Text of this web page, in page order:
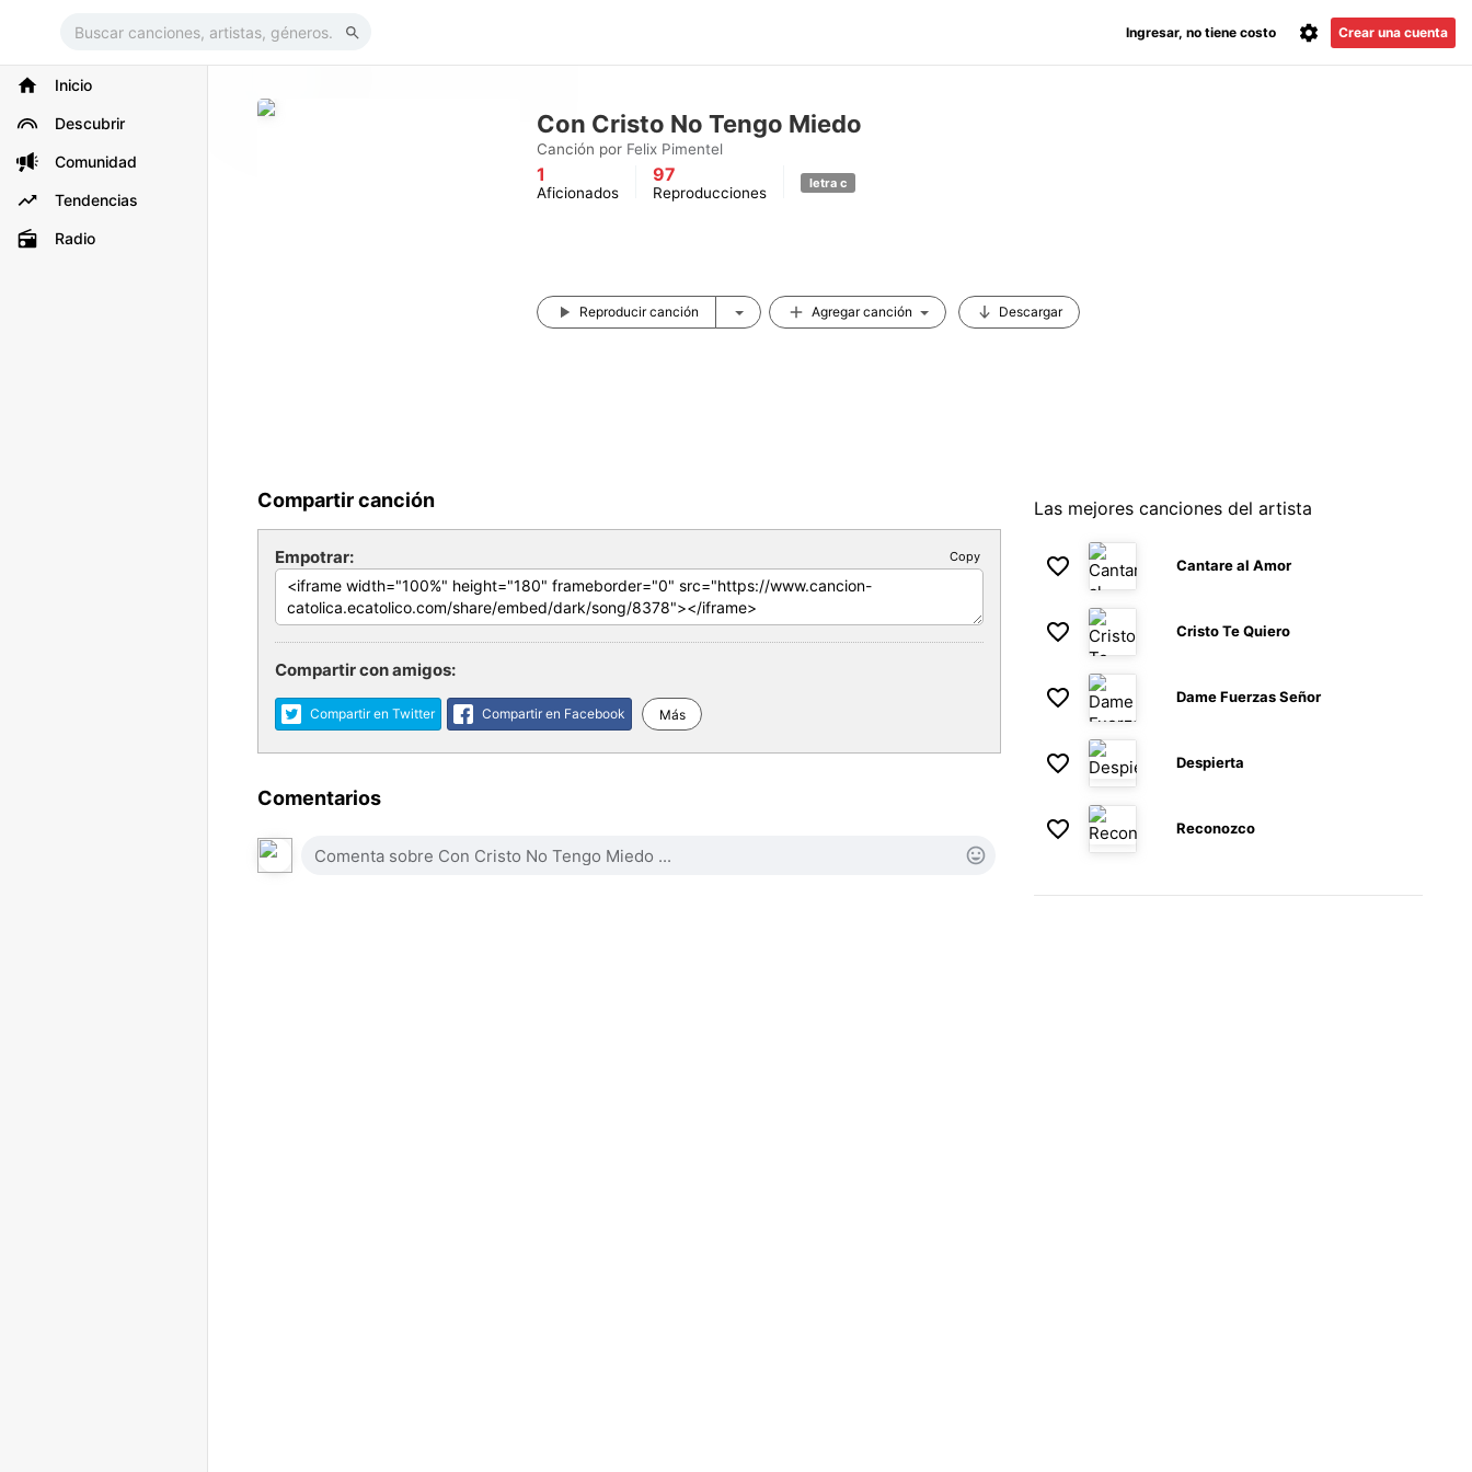
Crear una cuenta
Ingresar, no tiene costo
Inicio
Descubrir
Comunidad
Tendencias
Radio
Con Cristo No Tengo Miedo
Canción por Felix Pimentel
Reproducir canción Agregar canción Descargar
1
Aficionados
97
Reproducciones
letra c
Compartir canción
Empotrar: Copy
Compartir con amigos:
Compartir en Twitter Compartir en Facebook Más
Comentarios
Las mejores canciones del artista
Cantare al Amor
Cristo Te Quiero
Dame Fuerzas Señor
Despierta
Reconozco